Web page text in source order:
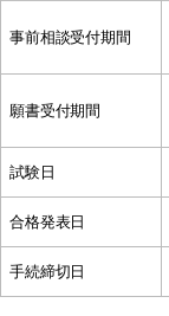
事前相談受付期間
願書受付期間
試験日
合格発表日
手続締切日